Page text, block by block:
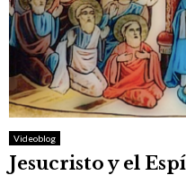
Videoblog
Jesucristo y el